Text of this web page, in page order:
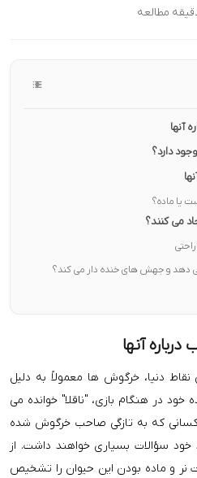
آنها
دارد؟
یا ماده؟
می کنند؟
دهد و جهش های خنده دار می کند؟
آنها
دنیا، خرگوش ها معمولاً به دلیل
خود در هنگام بازی، "ناقلا" خوانده می
کسانی که به تازگی صاحب خرگوش شده
خود سؤالات بسیاری خواهند داشت. از
نر و ماده بودن این حیوان را تشخیص